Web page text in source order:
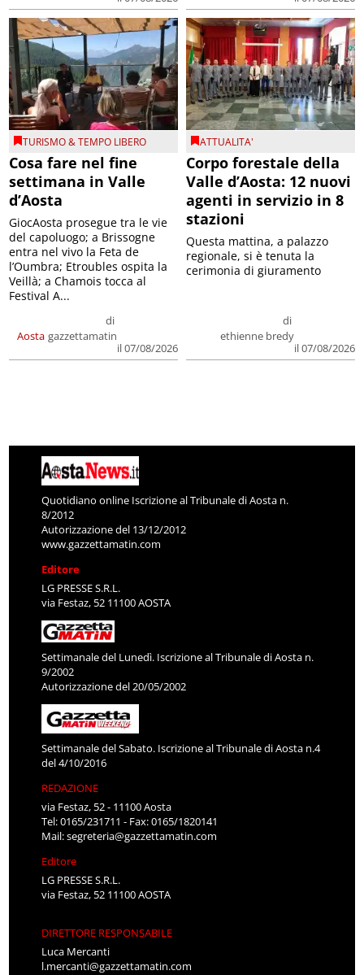
TURISMO & TEMPO LIBERO
Cosa fare nel fine
settimana in Valle
d’Aosta
Aosta
di
gazzettamatin
il 07/08/2026
GiocAosta prosegue tra le vie
del capoluogo; a Brissogne
entra nel vivo la Feta de
l’Oumbra; Etroubles ospita la
Veillà; a Chamois tocca al
Festival A...
ATTUALITA'
Corpo forestale della
Valle d’Aosta: 12 nuovi
agenti in servizio in 8
stazioni
di
ethienne bredy
il 07/08/2026
Questa mattina, a palazzo
regionale, si è tenuta la
cerimonia di giuramento
Quotidiano online Iscrizione al Tribunale di Aosta n.
8/2012
Autorizzazione del 13/12/2012
www.gazzettamatin.com
Editore
LG PRESSE S.R.L.
via Festaz, 52 11100 AOSTA
Settimanale del Lunedì. Iscrizione al Tribunale di Aosta n.
9/2002
Autorizzazione del 20/05/2002
Settimanale del Sabato. Iscrizione al Tribunale di Aosta n.4
del 4/10/2016
REDAZIONE
via Festaz, 52 - 11100 Aosta
Tel: 0165/231711 - Fax: 0165/1820141
Mail:segreteria@gazzettamatin.com
Editore
LG PRESSE S.R.L.
via Festaz, 52 11100 AOSTA
DIRETTORE RESPONSABILE
Luca Mercanti
l.mercanti@gazzettamatin.com